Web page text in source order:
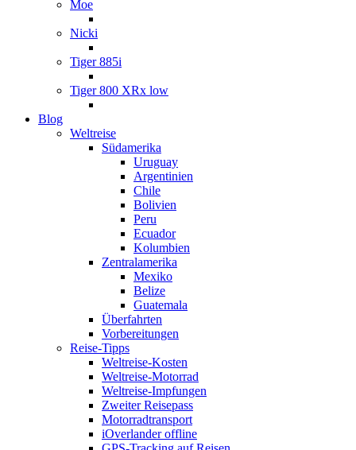
Moe
Nicki
Tiger 885i
Tiger 800 XRx low
Blog
Weltreise
Südamerika
Uruguay
Argentinien
Chile
Bolivien
Peru
Ecuador
Kolumbien
Zentralamerika
Mexiko
Belize
Guatemala
Überfahrten
Vorbereitungen
Reise-Tipps
Weltreise-Kosten
Weltreise-Motorrad
Weltreise-Impfungen
Zweiter Reisepass
Motorradtransport
iOverlander offline